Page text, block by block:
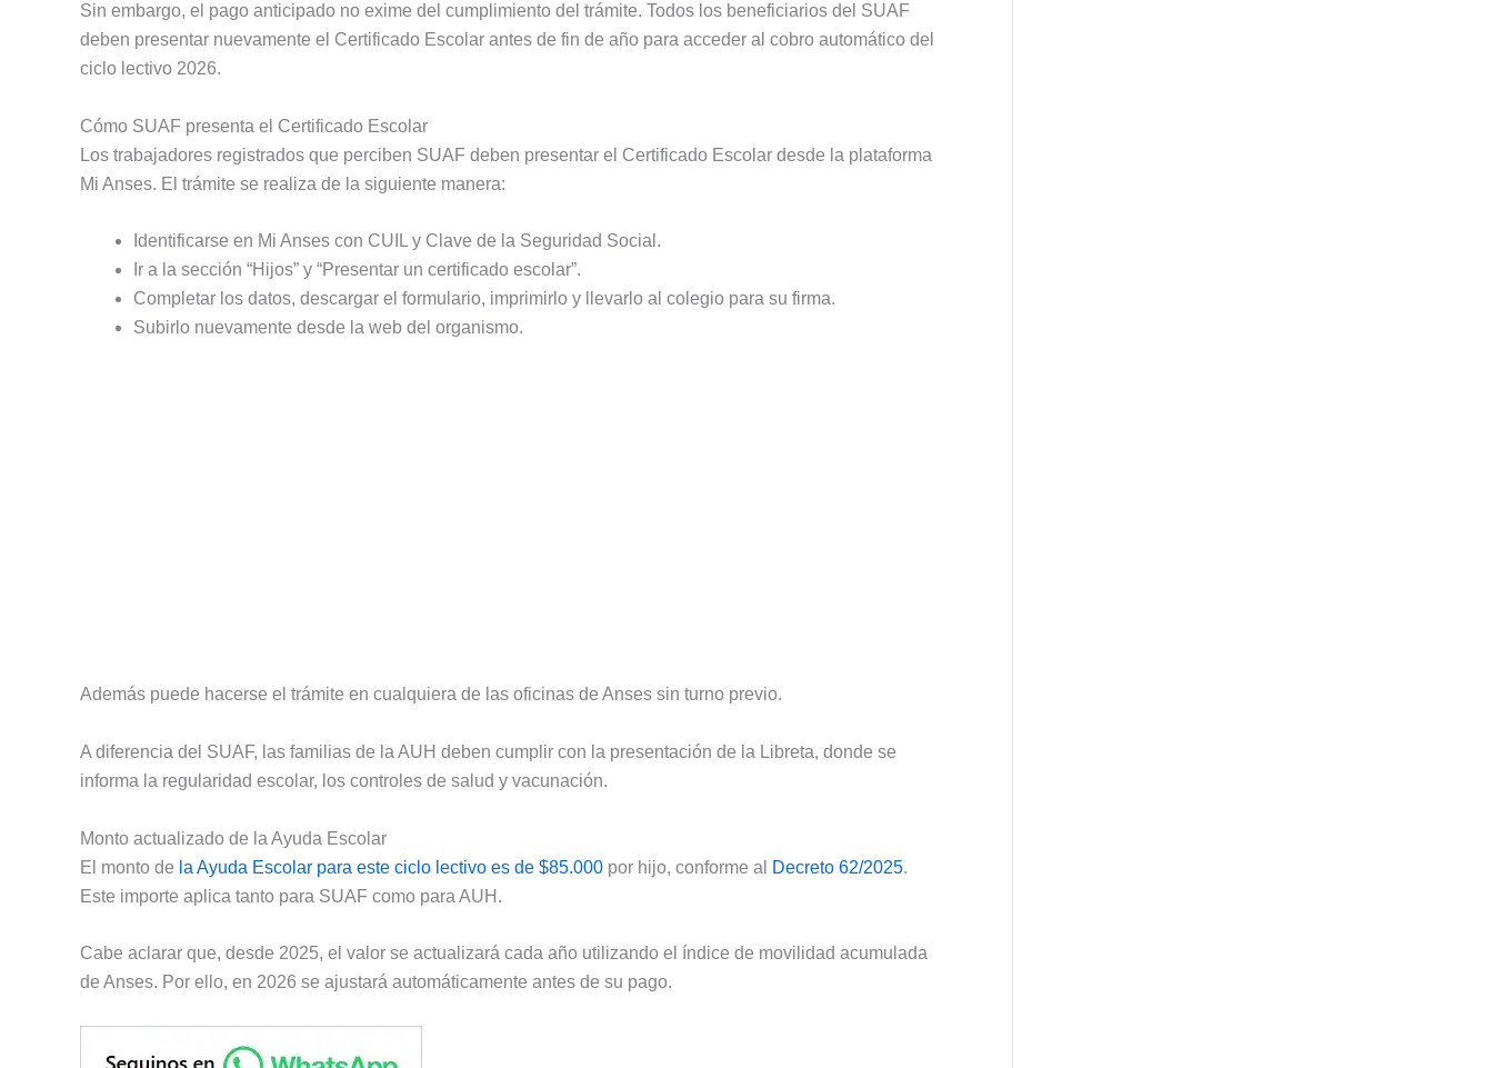
Sin embargo, el pago anticipado no exime del cumplimiento del trámite. Todos los beneficiarios del SUAF
deben presentar nuevamente el Certificado Escolar antes de fin de año para acceder al cobro automático del
ciclo lectivo 2026.
Cómo SUAF presenta el Certificado Escolar
Los trabajadores registrados que perciben SUAF deben presentar el Certificado Escolar desde la plataforma
Mi Anses. El trámite se realiza de la siguiente manera:
Identificarse en Mi Anses con CUIL y Clave de la Seguridad Social.
Ir a la sección “Hijos” y “Presentar un certificado escolar”.
Completar los datos, descargar el formulario, imprimirlo y llevarlo al colegio para su firma.
Subirlo nuevamente desde la web del organismo.
Además puede hacerse el trámite en cualquiera de las oficinas de Anses sin turno previo.
A diferencia del SUAF, las familias de la AUH deben cumplir con la presentación de la Libreta, donde se
informa la regularidad escolar, los controles de salud y vacunación.
Monto actualizado de la Ayuda Escolar
El monto de la Ayuda Escolar para este ciclo lectivo es de $85.000 por hijo, conforme al Decreto 62/2025.
Este importe aplica tanto para SUAF como para AUH.
Cabe aclarar que, desde 2025, el valor se actualizará cada año utilizando el índice de movilidad acumulada
de Anses. Por ello, en 2026 se ajustará automáticamente antes de su pago.